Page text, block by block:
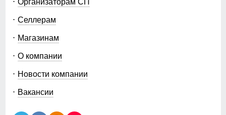
Селлерам
Магазинам
О компании
Новости компании
Вакансии